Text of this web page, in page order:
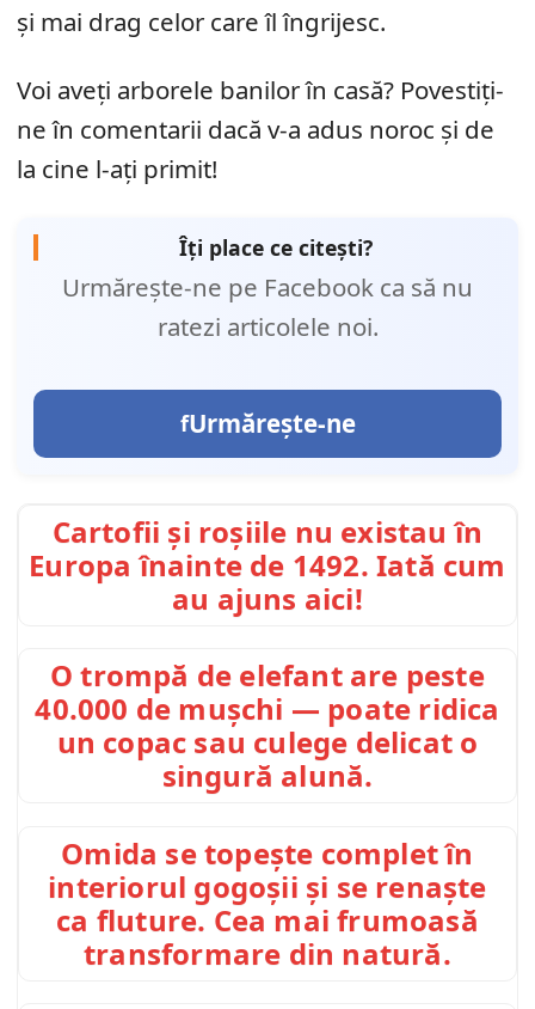
și mai drag celor care îl îngrijesc.
Voi aveți arborele banilor în casă? Povestiți-
ne în comentarii dacă v-a adus noroc și de
la cine l-ați primit!
Îți place ce citești?
Urmărește-ne pe Facebook ca să nu
ratezi articolele noi.
Urmărește-ne
Cartofii și roșiile nu existau în
Europa înainte de 1492. Iată cum
au ajuns aici!
O trompă de elefant are peste
40.000 de mușchi — poate ridica
un copac sau culege delicat o
singură alună.
Omida se topește complet în
interiorul gogoșii și se renaște
ca fluture. Cea mai frumoasă
transformare din natură.